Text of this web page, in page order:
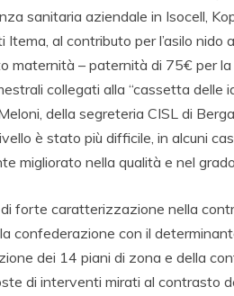
sanitaria aziendale in Isocell,
Itema, al contributo per l’asilo
maternità – paternità di 75€ per la
collegati alla “cassetta delle
della segreteria CISL di
è stato più difficile, in alcuni
migliorato nella qualità e nel
forte caratterizzazione nella
confederazione con il
dei 14 piani di zona e della
di interventi mirati al contrasto